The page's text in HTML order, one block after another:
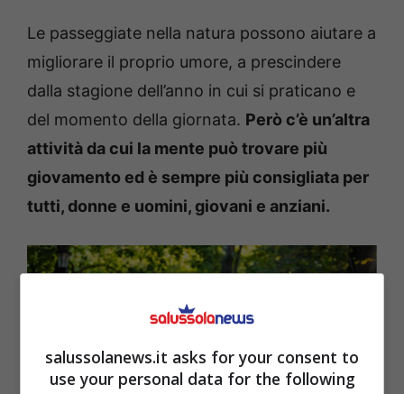
Le passeggiate nella natura possono aiutare a
migliorare il proprio umore, a prescindere
dalla stagione dell’anno in cui si praticano e
del momento della giornata. Però c’è un’altra
attività da cui la mente può trovare più
giovamento ed è sempre più consigliata per
tutti, donne e uomini, giovani e anziani.
salussolanews.it asks for your consent to
use your personal data for the following